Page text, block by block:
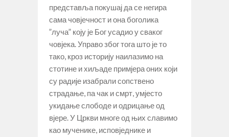
представља покушај да се негира
сама човјечност и она боголика
”луча” коју је Бог усадио у сваког
човјека. Управо због тога што је то
тако, кроз историју наилазимо на
стотине и хиљаде примјера оних који
су радије изабрали сопствено
страдање, па чак и смрт, умјесто
укидање слободе и одрицање од
вјере. У Цркви многе од њих славимо
као мученике, исповједнике и